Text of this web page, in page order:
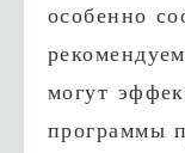
особенно
могут
программы